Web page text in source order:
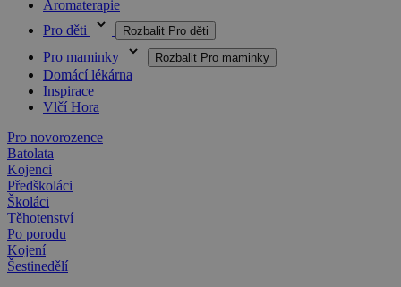
Aromaterapie
Pro děti
Rozbalit Pro děti
Pro maminky Rozbalit Pro maminky
Domácí lékárna
Inspirace
Vlčí Hora
Pro novorozence
Batolata
Kojenci
Předškoláci
Školáci
Těhotenství
Po porodu
Kojení
Šestinedělí